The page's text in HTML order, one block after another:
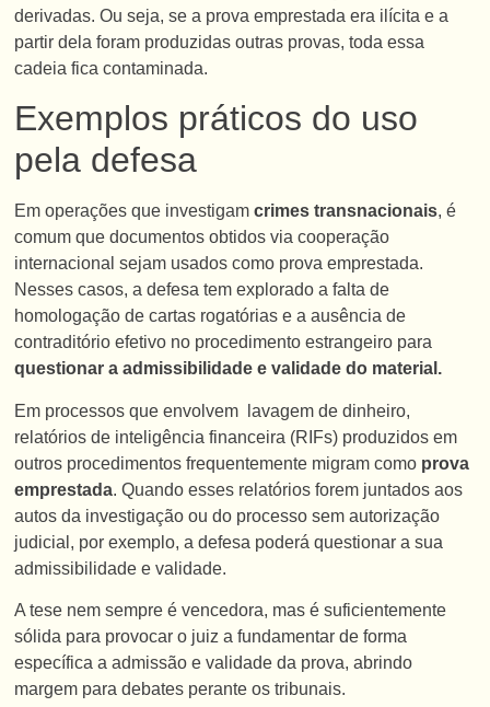
derivadas. Ou seja, se a prova emprestada era ilícita e a
partir dela foram produzidas outras provas, toda essa
cadeia fica contaminada.
Exemplos práticos do uso
pela defesa
Em operações que investigam crimes transnacionais, é
comum que documentos obtidos via cooperação
internacional sejam usados como prova emprestada.
Nesses casos, a defesa tem explorado a falta de
homologação de cartas rogatórias e a ausência de
contraditório efetivo no procedimento estrangeiro para
questionar a admissibilidade e validade do material.
Em processos que envolvem lavagem de dinheiro,
relatórios de inteligência financeira (RIFs) produzidos em
outros procedimentos frequentemente migram como prova
emprestada. Quando esses relatórios forem juntados aos
autos da investigação ou do processo sem autorização
judicial, por exemplo, a defesa poderá questionar a sua
admissibilidade e validade.
A tese nem sempre é vencedora, mas é suficientemente
sólida para provocar o juiz a fundamentar de forma
específica a admissão e validade da prova, abrindo
margem para debates perante os tribunais.